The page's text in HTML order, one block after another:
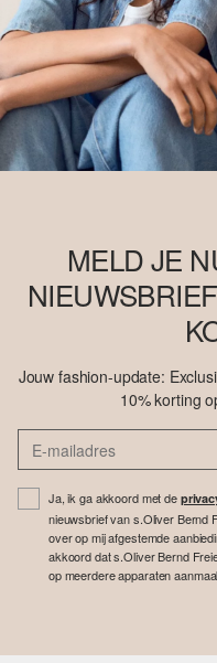
MELD JE
Jouw fashion-update:
10% korting
Ja, ik ga akkoord met de
nieuwsbrief van s.Oliver Bernd
over op mij afgestemde
akkoord dat s.Oliver Bernd
op meerdere apparaten